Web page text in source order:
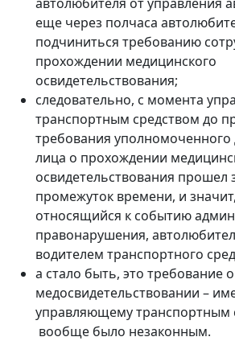
еще через полчаса
подчиниться требованию
прохождении медицинского
освидетельствования;
следовательно, с момента
транспортным средством до
требования уполномоченного
лица о прохождении
освидетельствования прошел
промежуток времени, и
относящийся к событию
правонарушения,
водителем транспортного
а стало быть, это требование о
медосвидетельствовании –
управляющему транспортным
вообще было незаконным.